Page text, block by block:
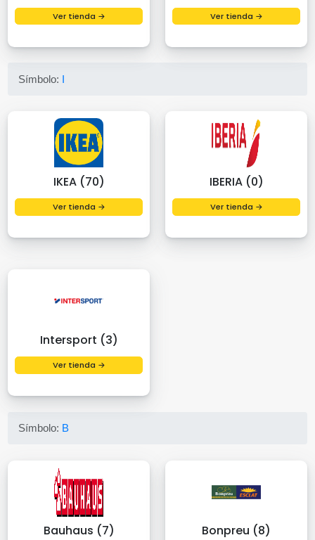
Ver tienda → Ver tienda →
Símbolo: I
IKEA (70)
Ver tienda →
IBERIA (0)
Ver tienda →
Intersport (3)
Ver tienda →
Símbolo: B
Bauhaus (7) Bonpreu (8)